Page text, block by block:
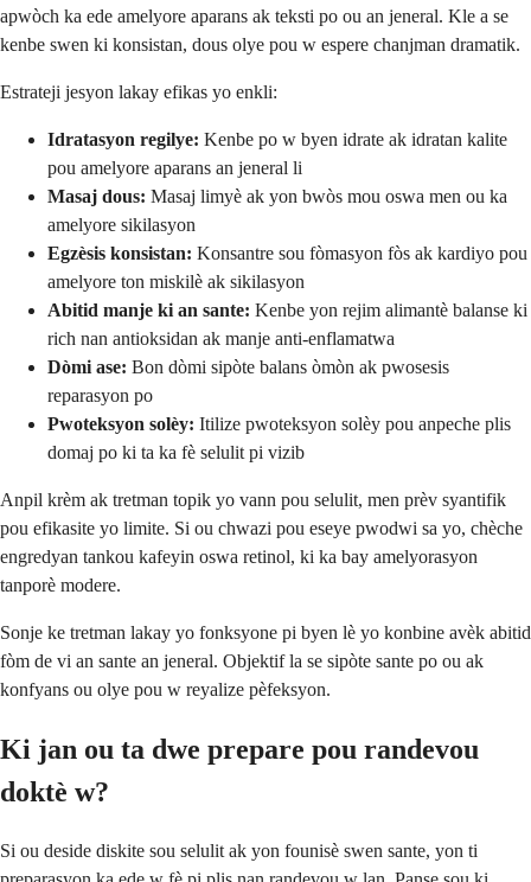
apwòch ka ede amelyore aparans ak teksti po ou an jeneral. Kle a se
kenbe swen ki konsistan, dous olye pou w espere chanjman dramatik.
Estrateji jesyon lakay efikas yo enkli:
Idratasyon regilye: Kenbe po w byen idrate ak idratan kalite
pou amelyore aparans an jeneral li
Masaj dous: Masaj limyè ak yon bwòs mou oswa men ou ka
amelyore sikilasyon
Egzèsis konsistan: Konsantre sou fòmasyon fòs ak kardiyo pou
amelyore ton miskilè ak sikilasyon
Abitid manje ki an sante: Kenbe yon rejim alimantè balanse ki
rich nan antioksidan ak manje anti-enflamatwa
Dòmi ase: Bon dòmi sipòte balans òmòn ak pwosesis
reparasyon po
Pwoteksyon solèy: Itilize pwoteksyon solèy pou anpeche plis
domaj po ki ta ka fè selulit pi vizib
Anpil krèm ak tretman topik yo vann pou selulit, men prèv syantifik
pou efikasite yo limite. Si ou chwazi pou eseye pwodwi sa yo, chèche
engredyan tankou kafeyin oswa retinol, ki ka bay amelyorasyon
tanporè modere.
Sonje ke tretman lakay yo fonksyone pi byen lè yo konbine avèk abitid
fòm de vi an sante an jeneral. Objektif la se sipòte sante po ou ak
konfyans ou olye pou w reyalize pèfeksyon.
Ki jan ou ta dwe prepare pou randevou
doktè w?
Si ou deside diskite sou selulit ak yon founisè swen sante, yon ti